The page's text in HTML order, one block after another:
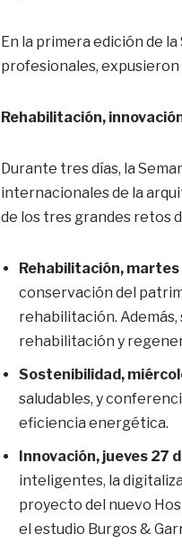
En la primera edición de
profesionales,
Rehabilitación,
Durante tres días, la
internacionales de la
de los tres grandes retos
Rehabilitación,
conservación del
rehabilitación.
rehabilitación y
Sostenibilidad,
saludables, y
eficiencia energética.
Innovación, jueves 27
inteligentes, la
proyecto del nuevo
el estudio Burgos &